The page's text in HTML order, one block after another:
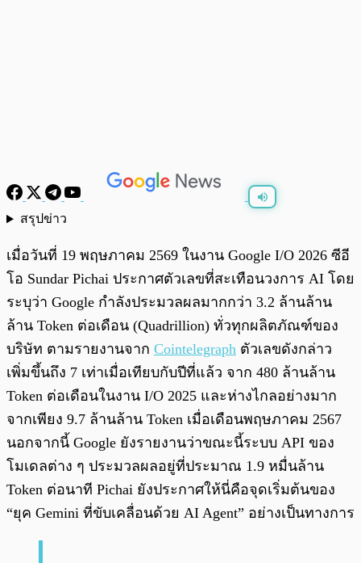
สรุปข่าว
เมื่อวันที่ 19 พฤษภาคม 2569 ในงาน Google I/O 2026 ซีอี
โอ Sundar Pichai ประกาศตัวเลขที่สะเทือนวงการ AI โดย
ระบุว่า Google กำลังประมวลผลมากกว่า 3.2 ล้านล้าน
ล้าน Token ต่อเดือน (Quadrillion) ทั่วทุกผลิตภัณฑ์ของ
บริษัท ตามรายงานจาก Cointelegraph ตัวเลขดังกล่าว
เพิ่มขึ้นถึง 7 เท่าเมื่อเทียบกับปีที่แล้ว จาก 480 ล้านล้าน
Token ต่อเดือนในงาน I/O 2025 และห่างไกลอย่างมาก
จากเพียง 9.7 ล้านล้าน Token เมื่อเดือนพฤษภาคม 2567
นอกจากนี้ Google ยังรายงานว่าขณะนี้ระบบ API ของ
โมเดลต่าง ๆ ประมวลผลอยู่ที่ประมาณ 1.9 หมื่นล้าน
Token ต่อนาที Pichai ยังประกาศให้นี่คือจุดเริ่มต้นของ
“ยุค Gemini ที่ขับเคลื่อนด้วย AI Agent” อย่างเป็นทางการ